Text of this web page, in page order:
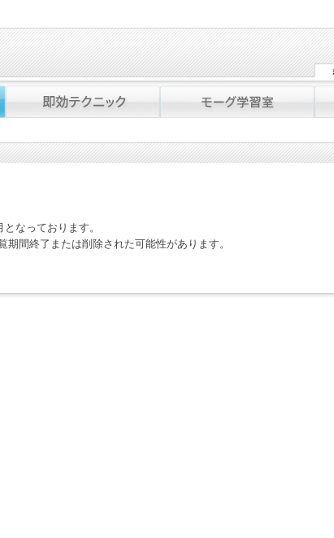
なっております。
期間終了または削除された可能性があります。